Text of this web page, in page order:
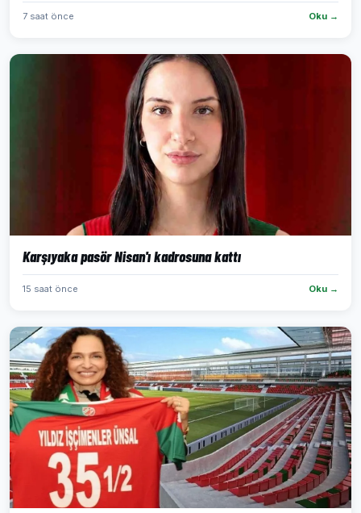
7 saat önce Oku →
Karşıyaka pasör Nisan'ı kadrosuna kattı
15 saat önce Oku →